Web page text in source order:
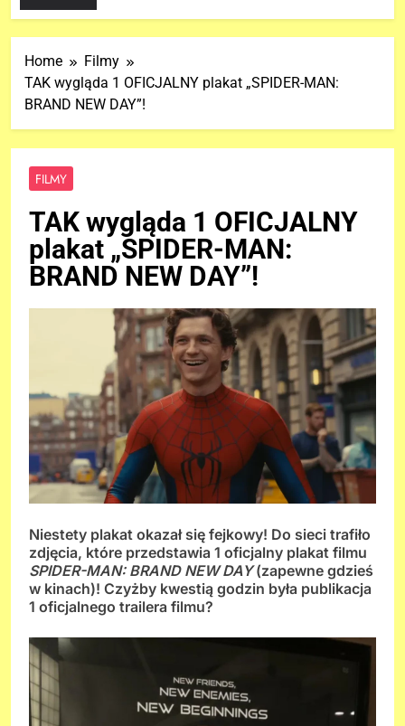
Home
Filmy
TAK wygląda 1 OFICJALNY plakat „SPIDER-MAN:
BRAND NEW DAY”!
FILMY
TAK wygląda 1 OFICJALNY
plakat „SPIDER-MAN:
BRAND NEW DAY”!
Niestety plakat okazał się fejkowy! Do sieci trafiło
zdjęcia, które przedstawia 1 oficjalny plakat filmu
SPIDER-MAN: BRAND NEW DAY(zapewne gdzieś
w kinach)! Czyżby kwestią godzin była publikacja
1 oficjalnego trailera filmu?